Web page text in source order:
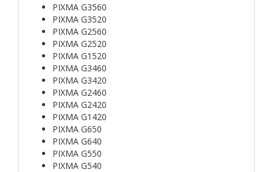
PIXMA G3560
PIXMA G3520
PIXMA G2560
PIXMA G2520
PIXMA G1520
PIXMA G3460
PIXMA G3420
PIXMA G2460
PIXMA G2420
PIXMA G1420
PIXMA G650
PIXMA G640
PIXMA G550
PIXMA G540